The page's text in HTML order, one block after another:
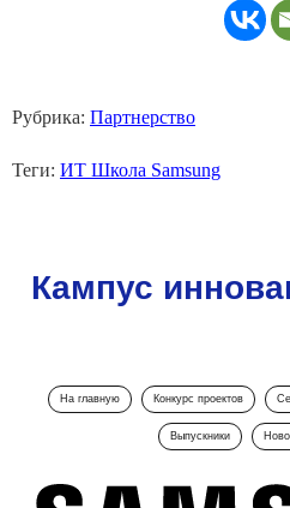
Рубрика: Партнерство
Теги: ИТ Школа Samsung
Кампус
На главную Конкурс проектов
Выпускники